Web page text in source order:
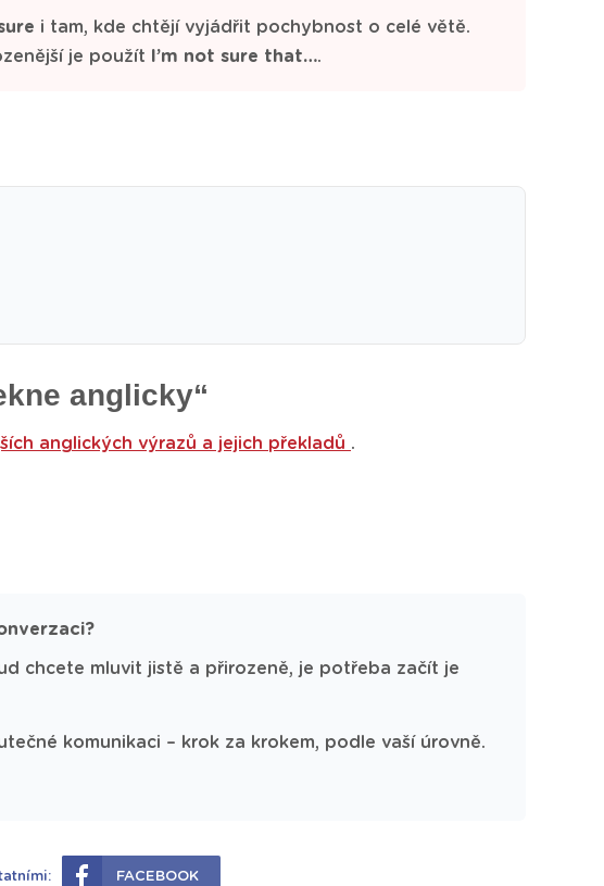
i tam, kde chtějí vyjádřit pochybnost o celé větě.
je použít
I’m not sure that….
anglicky“
anglických výrazů a jejich překladů .
chcete mluvit jistě a přirozeně, je potřeba začít je
komunikaci – krok za krokem, podle vaší úrovně.
FACEBOOK